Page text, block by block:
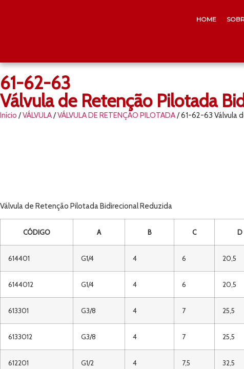
HOME
61-62-63
Válvula de Retenção Pilotada
Início /VÁLVULA/VÁLVULA DE RETENÇÃO PILOTADA/ 61-62-63 Válvula
Válvula de Retenção Pilotada Bidirecional Reduzida
CÓDIGO A B C D
614401 G1/4 4 6 20,5
6144012 G1/4 4 6 20,5
613301 G3/8 4 7 25,5
6133012 G3/8 4 7 25,5
612201 G1/2 4 7,5 32,5